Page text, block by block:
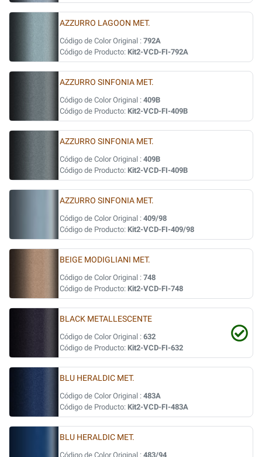
AZZURRO LAGOON MET.
Código de Color Original : 792A
Código de Producto: Kit2-VCD-FI-792A
AZZURRO SINFONIA MET.
Código de Color Original : 409B
Código de Producto: Kit2-VCD-FI-409B
AZZURRO SINFONIA MET.
Código de Color Original : 409B
Código de Producto: Kit2-VCD-FI-409B
AZZURRO SINFONIA MET.
Código de Color Original : 409/98
Código de Producto: Kit2-VCD-FI-409/98
BEIGE MODIGLIANI MET.
Código de Color Original : 748
Código de Producto: Kit2-VCD-FI-748
BLACK METALLESCENTE
Código de Color Original : 632
Código de Producto: Kit2-VCD-FI-632
BLU HERALDIC MET.
Código de Color Original : 483A
Código de Producto: Kit2-VCD-FI-483A
BLU HERALDIC MET.
Código de Color Original : 483/94